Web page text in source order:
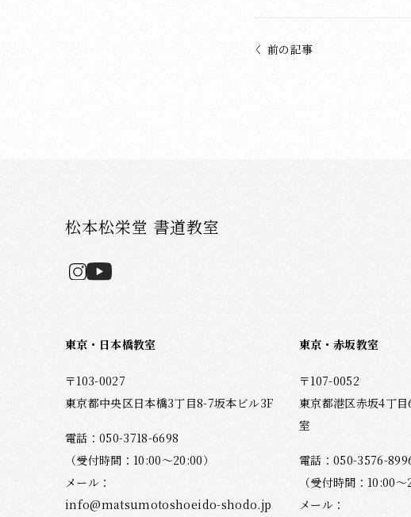
前の記事
松本松栄堂 書道教室
東京・日本橋教室
〒103-0027
東京都中央区日本橋3丁目8-7坂本ビル3F
電話：050-3718-6698
（受付時間：10:00～20:00）
メール：
info@matsumotoshoeido-shodo.jp
東京・赤坂教室
〒107-0052
東京都港区赤坂4丁
室
電話：050-3576-
（受付時間：10:00～
メール：